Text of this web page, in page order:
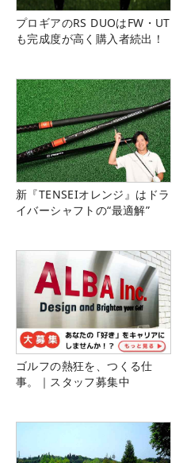
プロギアのRS DUOはFW・UT
も完成度が高く購入者続出！
新『TENSEIオレンジ』はドラ
イバーシャフトの“最適解”
ゴルフの熱狂を、つくる仕
事。｜スタッフ募集中